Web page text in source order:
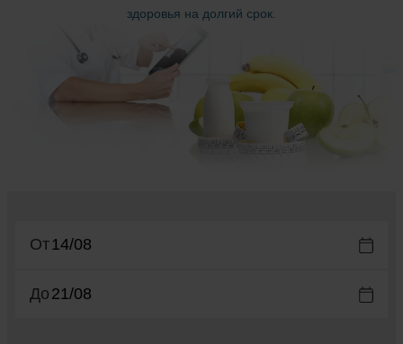
здоровья на долгий срок.
От
До